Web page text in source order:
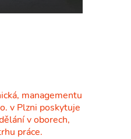
managementu
v Plzni poskytuje
v oborech,
práce.